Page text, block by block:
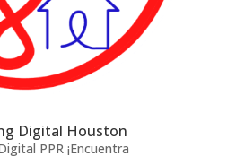
Digital Houston
PPR ¡Encuentra